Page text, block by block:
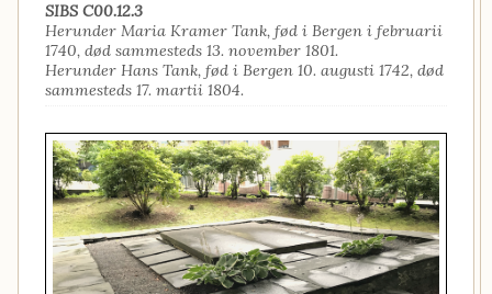
SIBS C00.12.3
Herunder Maria Kramer Tank, fød i Bergen i februarii
1740, død sammesteds 13. november 1801.
Herunder Hans Tank, fød i Bergen 10. augusti 1742, død
sammesteds 17. martii 1804.